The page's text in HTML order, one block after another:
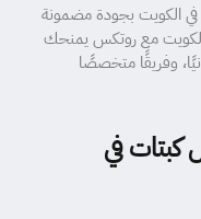
الكويت بجودة مضمونة
مع روتكس يمنحك
مجانيًا، وفريقًا متخصصًا
في